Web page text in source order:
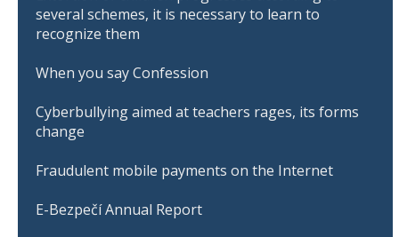
several schemes, it is necessary to learn to
recognize them
When you say Confession
Cyberbullying aimed at teachers rages, its forms
change
Fraudulent mobile payments on the Internet
E-Bezpečí Annual Report